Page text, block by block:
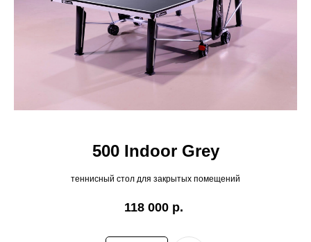
500 Indoor Grey
теннисный стол для закрытых помещений
118 000 р.